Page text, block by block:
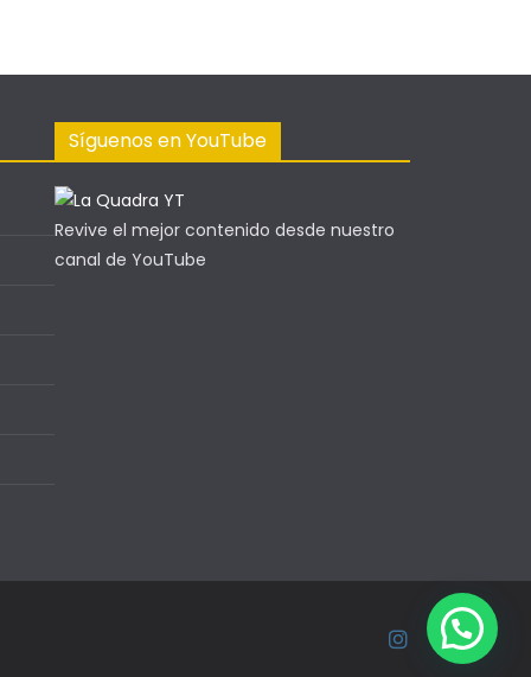
Síguenos en YouTube
Revive el mejor contenido desde nuestro
canal de YouTube